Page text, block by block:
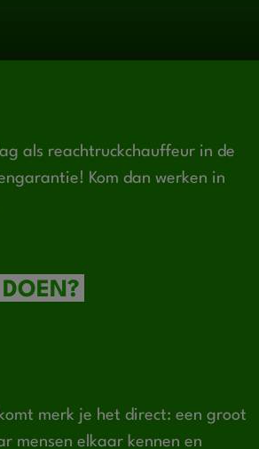
als reachtruckchauffeur in de
Kom dan werken in
merk je het direct: een groot
mensen elkaar kennen en